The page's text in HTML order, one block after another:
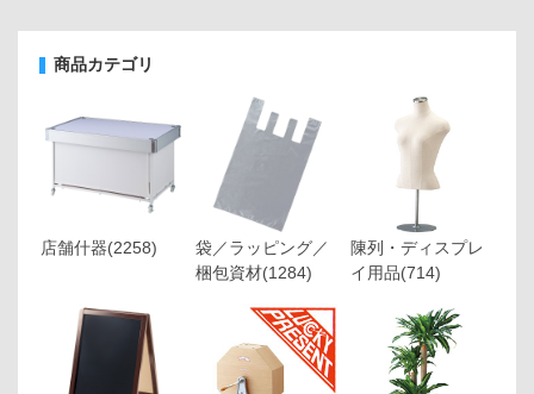
商品カテゴリ
店舗什器(2258)
袋／ラッピング／
梱包資材(1284)
陳列・ディスプレ
イ用品(714)